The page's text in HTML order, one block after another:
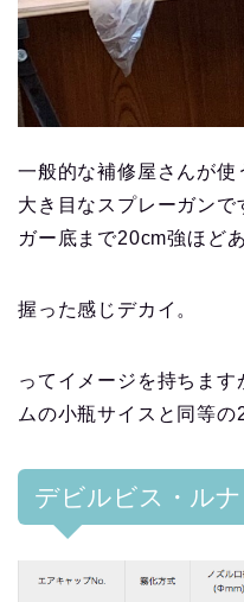
一般的な補修屋さんが使
大き目なスプレーガンで
ガー底まで20cm強ほど
握った感じデカイ。
ってイメージを持ちま
ムの小瓶サイスと同等の
デビルビス・ル